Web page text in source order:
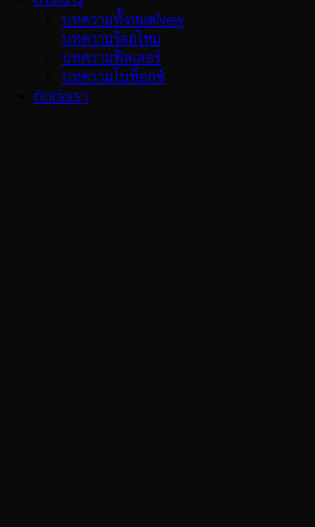
บทความทั้งหมด
บทความร้อยไหม
บทความฟิลเลอร์
บทความโบท็อกซ์
ติดต่อเรา